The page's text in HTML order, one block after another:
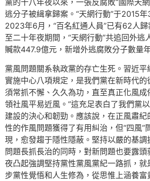
黨的十八年夜以來，一張反腐敗“國際天
逃分子被緝拿歸案。“天網行動”于2015
2023年6月，“百名紅通人員”已有62人
至二十年夜期間，“天網行動”共追回外逃
贓款447.9億元，新增外逃腐敗分子數量
黨風問題關系執政黨的存亡生死。習近平
實施中心八項規定，是我們黨在新時代
須常抓不懈、久久為功，直至真正化風成
領社風平易近風。”這充足表白了我們黨
建設的決心和韌勁。應該說，在正風肅紀
性的作風問題獲得了有用糾治，但“四風”
現，愈發趨于隱性隱蔽。堅持以嚴的基
問題長抓長治的同時，對新問題也要露
夜凸起強調堅持黨性黨風黨紀一路抓，
步黨性覺悟和人生修為，從思惟上涵養富